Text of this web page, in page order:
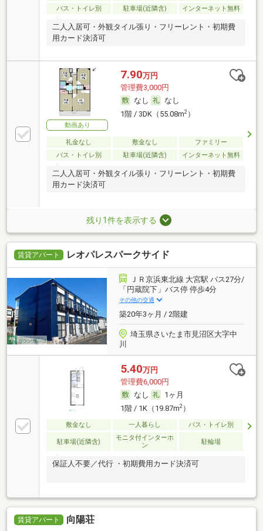
バス・トイレ別
駐車場(近隣含) インターネット無料
二人入居可・外観タイル張り・フリーレント・初期費
用カード決済可
動画あり
7.90万円
管理費3,000円
なし
なし
1階 / 3DK（55.08m2）
礼金なし 敷金なし
ファミリー
バス・トイレ別
駐車場(近隣含) インターネット無料
二人入居可・外観タイル張り・フリーレント・初期費
用カード決済可
残り1件を表示する
賃貸アパート レオパレスパークサイド
ＪＲ京浜東北線 大宮駅 バス27分/
「円蔵院下」バス停 停歩4分
その他の交通
築20年3ヶ月 / 2階建
埼玉県さいたま市見沼区大字中
川
5.40万円
管理費6,000円
なし
1ヶ月
1階 / 1K（19.87m2）
敷金なし 一人暮らし バス・トイレ別
駐車場(近隣含)
モニタ付インターホ
ン
駐輪場
保証人不要／代行 ・初期費用カード決済可
賃貸アパート 向陽荘